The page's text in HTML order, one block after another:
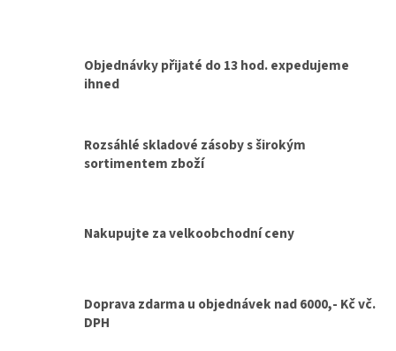
Objednávky přijaté do 13 hod. expedujeme
ihned
Rozsáhlé skladové zásoby s širokým
sortimentem zboží
Nakupujte za velkoobchodní ceny
Doprava zdarma u objednávek nad 6000,- Kč vč.
DPH